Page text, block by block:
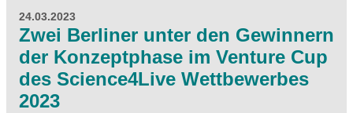
24.03.2023
Zwei Berliner unter den Gewinnern
der Konzeptphase im Venture Cup
des Science4Live Wettbewerbes
2023